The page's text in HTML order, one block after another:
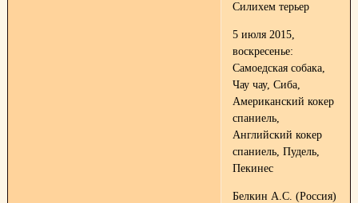
Силихем терьер
5 июля 2015,
воскресенье:
Самоедская собака,
Чау чау, Сиба,
Американский кокер
спаниель,
Английский кокер
спаниель, Пудель,
Пекинес
Белкин А.С. (Россия)